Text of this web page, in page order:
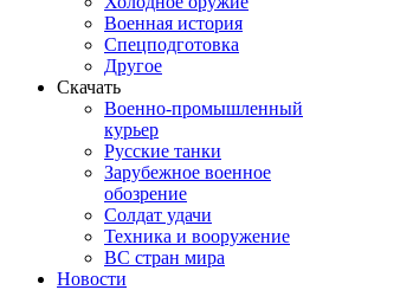
Военная история
Спецподготовка
Другое
Скачать
Военно-промышленный
курьер
Русские танки
Зарубежное военное
обозрение
Солдат удачи
Техника и вооружение
ВС стран мира
Новости